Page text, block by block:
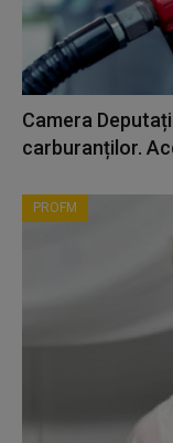
Camera
carburanților.
PROFM